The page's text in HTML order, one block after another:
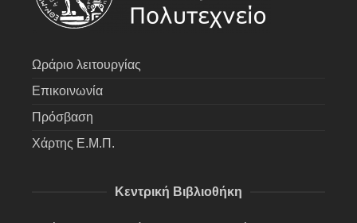
Ωράριο λειτουργίας
Επικοινωνία
Πρόσβαση
Χάρτης Ε.Μ.Π.
Κεντρική Βιβλιοθήκη